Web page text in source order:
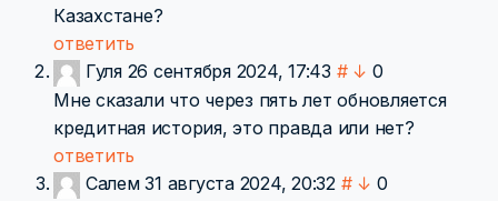
Казахстане?
ответить
Гуля 26 сентября 2024, 17:43 # ↓ 0
Мне сказали что через пять лет обновляется
кредитная история, это правда или нет?
ответить
Салем 31 августа 2024, 20:32 # ↓ 0